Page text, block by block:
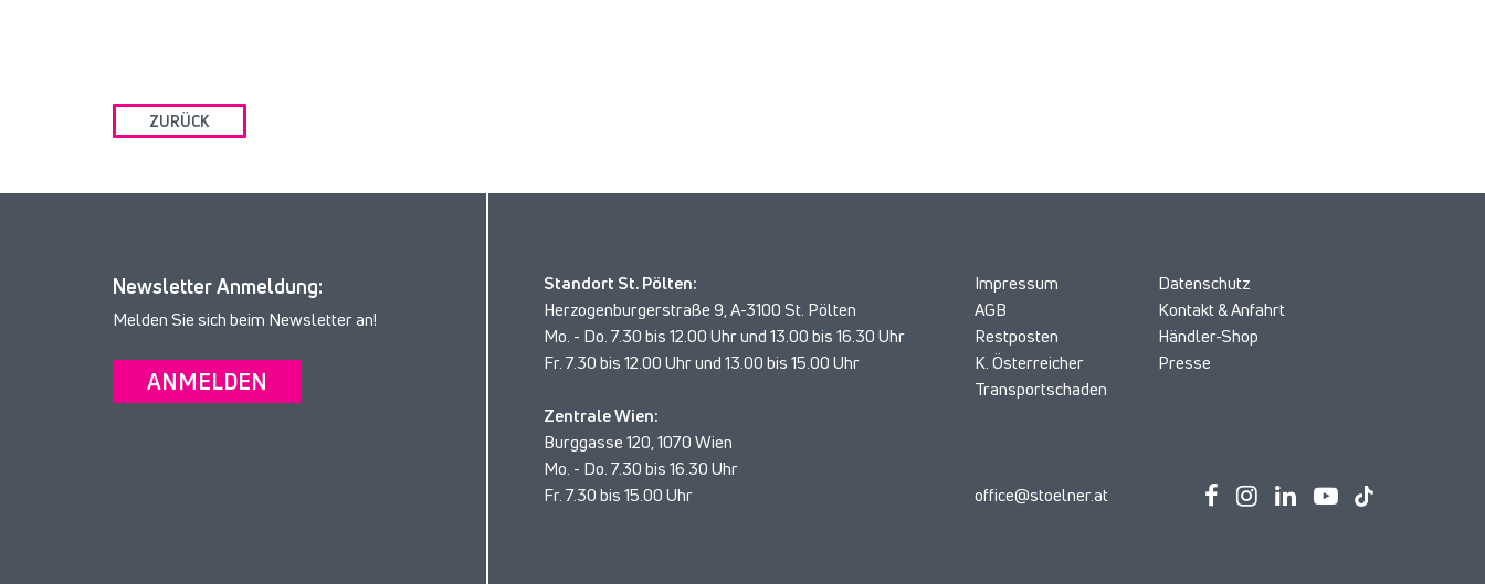
ZURÜCK
Newsletter Anmeldung:
Melden Sie sich beim Newsletter an!
ANMELDEN
Standort St. Pölten:
Herzogenburgerstraße 9, A-3100 St. Pölten
Mo. - Do. 7.30 bis 12.00 Uhr und 13.00 bis 16.30 Uhr
Fr. 7.30 bis 12.00 Uhr und 13.00 bis 15.00 Uhr
Zentrale Wien:
Burggasse 120, 1070 Wien
Mo. - Do. 7.30 bis 16.30 Uhr
Fr. 7.30 bis 15.00 Uhr
Impressum
Datenschutz
AGB
Kontakt & Anfahrt
Restposten
Händler-Shop
K. Österreicher
Presse
Transportschaden
office@stoelner.at